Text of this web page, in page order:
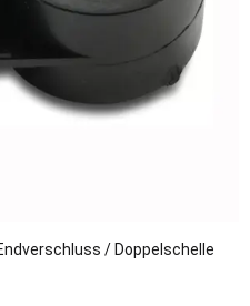
/ Doppelschelle